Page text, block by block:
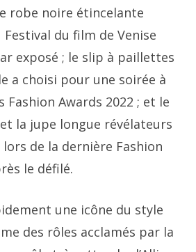
robe noire étincelante
du film de Venise
exposé ; le slip à paillettes
a choisi pour une soirée à
Fashion Awards 2022 ; et le
la jupe longue révélateurs
lors de la dernière Fashion
le défilé.
une icône du style
des rôles acclamés par la